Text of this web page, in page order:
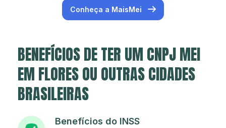
Conheça a MaisMei
BENEFÍCIOS DE TER UM CNPJ MEI
EM FLORES OU OUTRAS CIDADES
BRASILEIRAS
Benefícios do INSS